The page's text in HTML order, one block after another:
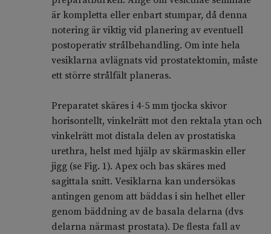
är kompletta eller enbart stumpar, då denna
notering är viktig vid planering av eventuell
postoperativ strålbehandling. Om inte hela
vesiklarna avlägnats vid prostatektomin, måste
ett större strålfält planeras.
Preparatet skäres i 4-5 mm tjocka skivor
horisontellt, vinkelrätt mot den rektala ytan och
vinkelrätt mot distala delen av prostatiska
urethra, helst med hjälp av skärmaskin eller
jigg (se Fig. 1). Apex och bas skäres med
sagittala snitt. Vesiklarna kan undersökas
antingen genom att bäddas i sin helhet eller
genom bäddning av de basala delarna (dvs
delarna närmast prostata). De flesta fall av